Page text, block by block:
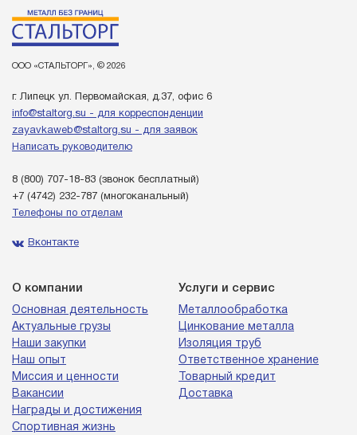
ООО «СТАЛЬТОРГ», © 2026
г. Липецк ул. Первомайская, д.37, офис 6
info@staltorg.su - для корреспонденции
zayavkaweb@staltorg.su - для заявок
Написать руководителю
8 (800) 707-18-83 (звонок бесплатный)
+7 (4742) 232-787 (многоканальный)
Телефоны по отделам
Вконтакте
О компании
Основная деятельность
Актуальные грузы
Наши закупки
Наш опыт
Миссия и ценности
Вакансии
Награды и достижения
Спортивная жизнь
Услуги и сервис
Металлообработка
Цинкование металла
Изоляция труб
Ответственное хранение
Товарный кредит
Доставка